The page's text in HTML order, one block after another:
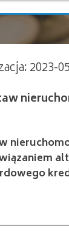
2023-